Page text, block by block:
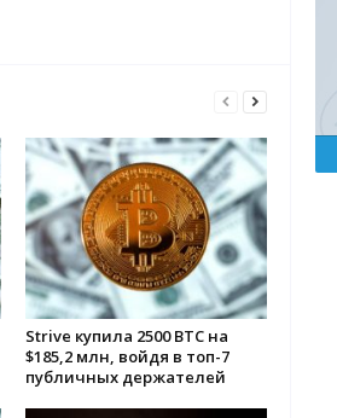
Strive купила 2500 BTC на
$185,2 млн, войдя в топ-7
публичных держателей